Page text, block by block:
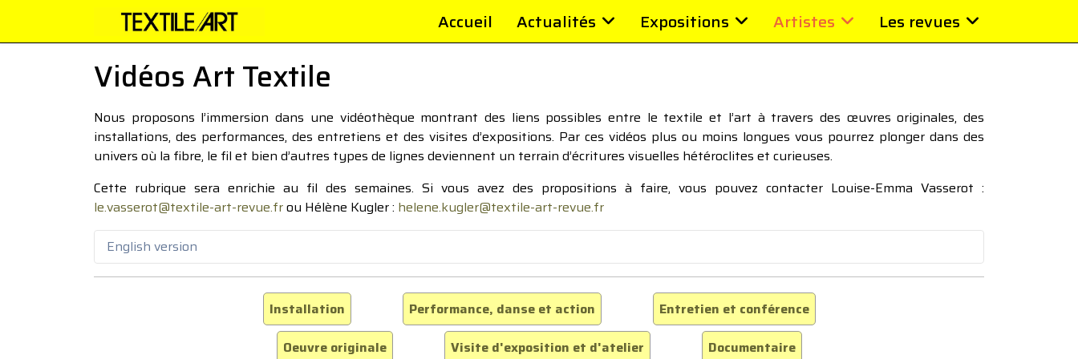
Accueil Actualités Expositions Artistes Les revues
Vidéos Art Textile
Nous proposons l’immersion dans une vidéothèque montrant des liens possibles entre le textile et l’art à travers des œuvres originales, des
installations, des performances, des entretiens et des visites d’expositions. Par ces vidéos plus ou moins longues vous pourrez plonger dans des
univers où la fibre, le fil et bien d’autres types de lignes deviennent un terrain d’écritures visuelles hétéroclites et curieuses.
Cette rubrique sera enrichie au fil des semaines. Si vous avez des propositions à faire, vous pouvez contacter Louise-Emma Vasserot :
le.vasserot@textile-art-revue.frou Hélène Kugler : helene.kugler@textile-art-revue.fr
English version
Installation Performance, danse et action
Entretien et conférence
Oeuvre originale
Visite d'exposition et d'atelier Documentaire